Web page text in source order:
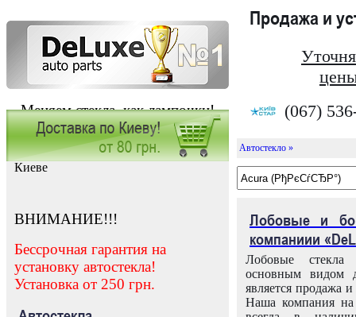
Меняем стекла, как лампочки!
Продажа и
(067)
Заказать установку автостекла в
Киеве
ВНИМАНИЕ!!!
Бессрочная гарантия на
установку автостекла!
Установка от 250 грн.
Автостекло »
Лобовые и
компаниии
Лобовые
основным видом
является продажа и
Наша компания на